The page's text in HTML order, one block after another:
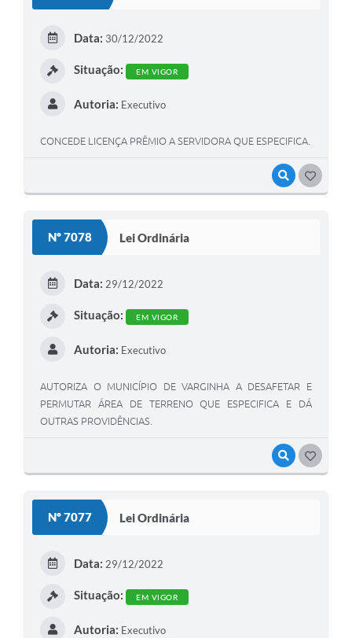
VISUALIZAR
Data: 30/12/2022
Situação: EM VIGOR
Autoria: Executivo
CONCEDE LICENÇA PRÊMIO A SERVIDORA QUE ESPECIFICA.
Nº 7078 Lei Ordinária
VISUALIZAR
Data: 29/12/2022
Situação: EM VIGOR
Autoria: Executivo
AUTORIZA O MUNICÍPIO DE VARGINHA A DESAFETAR E
PERMUTAR ÁREA DE TERRENO QUE ESPECIFICA E DÁ
OUTRAS PROVIDÊNCIAS.
Nº 7077 Lei Ordinária
Data: 29/12/2022
Situação: EM VIGOR
Autoria: Executivo